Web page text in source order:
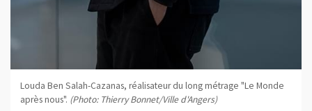
Louda Ben Salah-Cazanas, réalisateur du long métrage "Le Monde
après nous". (Photo: Thierry Bonnet/Ville d'Angers)